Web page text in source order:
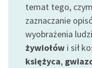
E-kolekcja lektur
szkolnych i literatury do
słuchania dla uczennic i
uczniów z
niepełnosprawnościami
temat tego,
zaznaczanie
wyobrażenia
żywiołów i sił
księżyca,